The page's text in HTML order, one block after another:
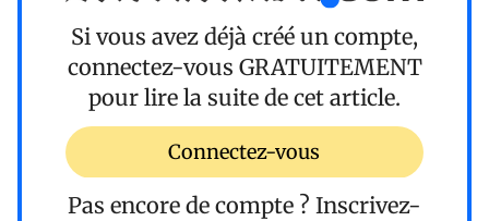
Si vous avez déjà créé un compte,
connectez-vous GRATUITEMENT
pour lire la suite de cet article.
Connectez-vous
Pas encore de compte ? Inscrivez-